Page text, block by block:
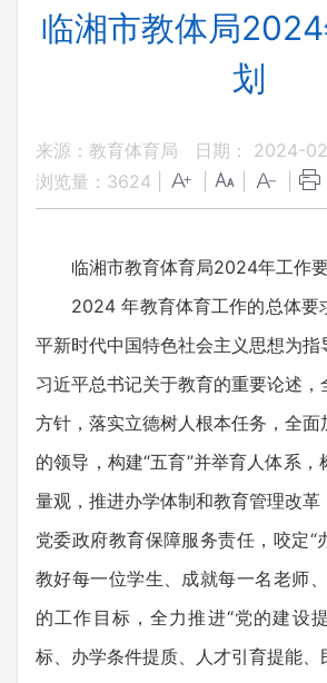
临湘市教体局
划
来源：教育体育局
日期： 2024-
浏览量： 3624
临湘市教育体育局2024年工作
2024 年教育体育工作的总体要
平新时代中国特色社会主义思想为
习近平总书记关于教育的重要论述
方针，落实立德树人根本任务，全
的领导，构建“五育”并举育人体系
量观，推进办学体制和教育管理改
党委政府教育保障服务责任，咬定“
教好每一位学生、成就每一名老师
的工作目标，全力推进“党的建设
标、办学条件提质、人才引育提能